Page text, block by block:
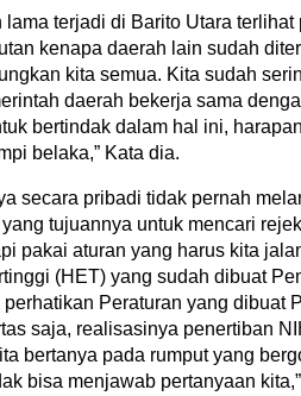
lama terjadi di Barito Utara terlihat
kenapa daerah lain sudah
kita semua. Kita sudah
daerah bekerja sama
bertindak dalam hal ini,
belaka,” Kata dia.
secara pribadi tidak pernah
tujuannya untuk mencari
pakai aturan yang harus kita
(HET) yang sudah dibuat
perhatikan Peraturan yang dibuat
saja, realisasinya penertiban
bertanya pada rumput yang
bisa menjawab pertanyaan